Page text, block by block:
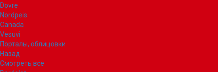
Dovre
Nordpeis
Canada
Vesuvi
Порталы, облицовки
Назад
Смотреть все